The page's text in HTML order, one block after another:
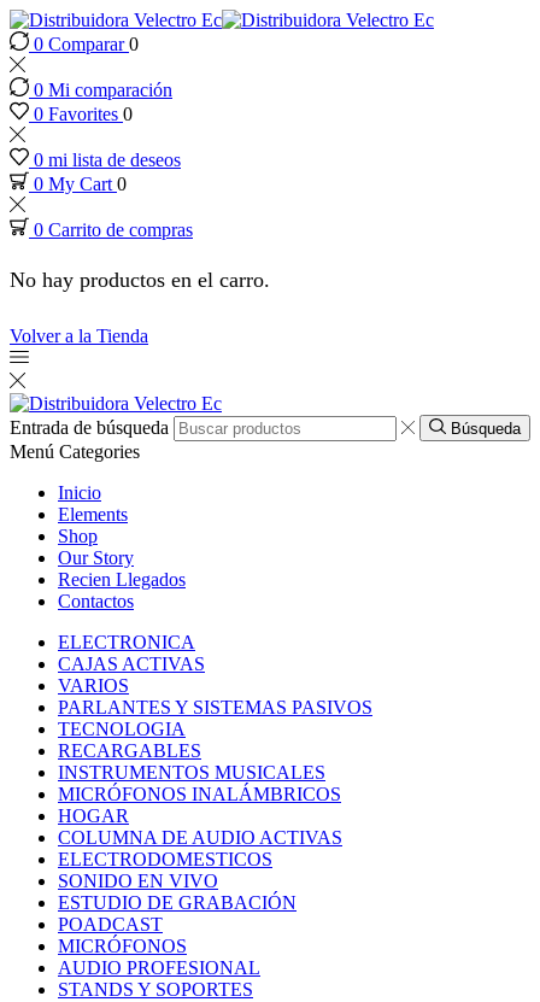
panel
panel
paketleri
panel
panel
panel
panel
panel
panel
panel
panel
panel
0 Comparar0
0 Mi comparación
0 Favorites 0
0 mi lista de deseos
0 My Cart 0
0 Carrito de compras
No hay productos en el carro.
Volver a la Tienda
Entrada de búsqueda Búsqueda
Menú Categories
Inicio
Elements
Shop
Our Story
Recien Llegados
Contactos
ELECTRONICA
CAJAS ACTIVAS
VARIOS
PARLANTES Y SISTEMAS PASIVOS
TECNOLOGIA
RECARGABLES
INSTRUMENTOS MUSICALES
MICRÓFONOS INALÁMBRICOS
HOGAR
COLUMNA DE AUDIO ACTIVAS
ELECTRODOMESTICOS
SONIDO EN VIVO
ESTUDIO DE GRABACIÓN
POADCAST
MICRÓFONOS
AUDIO PROFESIONAL
STANDS Y SOPORTES